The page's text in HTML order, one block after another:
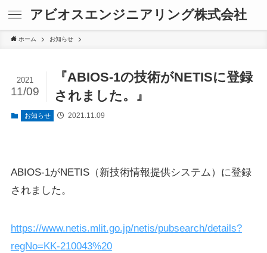
アビオスエンジニアリング株式会社
ホーム お知らせ
『ABIOS-1の技術がNETISに登録
されました。』
2021
11/09
お知らせ 2021.11.09
ABIOS-1がNETIS（新技術情報提供システム）に登録
されました。
https://www.netis.mlit.go.jp/netis/pubsearch/details?
regNo=KK-210043%20